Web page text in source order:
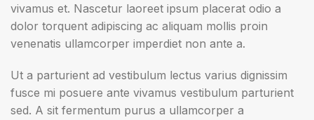
vivamus et. Nascetur laoreet ipsum placerat odio a
dolor torquent adipiscing ac aliquam mollis proin
venenatis ullamcorper imperdiet non ante a.
Ut a parturient ad vestibulum lectus varius dignissim
fusce mi posuere ante vivamus vestibulum parturient
sed. A sit fermentum purus a ullamcorper a